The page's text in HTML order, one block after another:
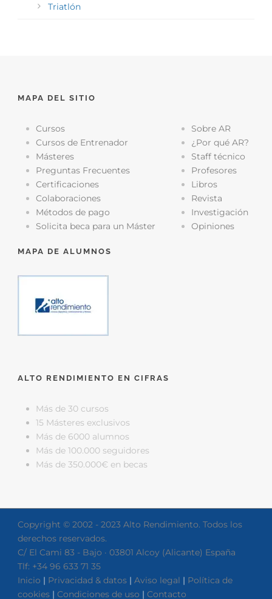
Triatlón
MAPA DEL SITIO
Cursos
Cursos de Entrenador
Másteres
Preguntas Frecuentes
Certificaciones
Colaboraciones
Métodos de pago
Solicita beca para un Máster
Sobre AR
¿Por qué AR?
Staff técnico
Profesores
Libros
Revista
Investigación
Opiniones
MAPA DE ALUMNOS
ALTO RENDIMIENTO EN CIFRAS
Más de 30 cursos
15 Másteres exclusivos
Más de 6000 alumnos
Más de 100.000 seguidores
Más de 350.000€ en becas
Copyright © 2002 - 2023 Alto Rendimiento. Todos los
derechos reservados.
C/ El Cami 83 - Bajo · 03801 Alcoy (Alicante) España
Tlf: +34 96 633 71 35
Inicio | Privacidad & datos | Aviso legal | Política de
cookies | Condiciones de uso | Contacto